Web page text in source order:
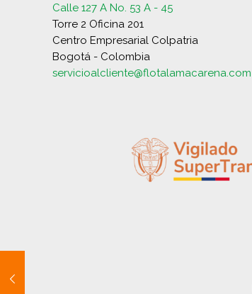
Calle 127 A No. 53 A - 45
Torre 2 Oficina 201
Centro Empresarial Colpatria
Bogotá - Colombia
servicioalcliente@flotalamacarena.com